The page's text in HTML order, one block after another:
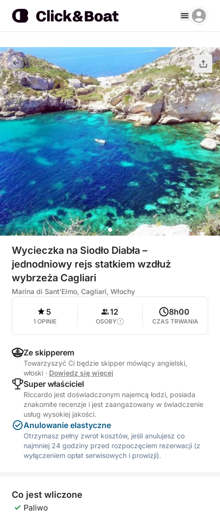
Wycieczka na Siodło Diabła –
jednodniowy rejs statkiem wzdłuż
wybrzeża Cagliari
Marina di Sant'Elmo, Cagliari, Włochy
5
1 OPINIE
12
OSOBY
8h00
CZAS TRWANIA
Ze skipperem
Towarzyszyć Ci będzie skipper mówiący angielski,
włoski · Dowiedz się więcej
Super właściciel
Riccardo jest doświadczonym najemcą łodzi, posiada
znakomite recenzje i jest zaangażowany w świadczenie
usług wysokiej jakości.
Anulowanie elastyczne
Otrzymasz pełny zwrot kosztów, jeśli anulujesz co
najmniej 24 godziny przed rozpoczęciem rezerwacji (z
wyłączeniem opłat serwisowych i prowizji).
Co jest wliczone
Paliwo